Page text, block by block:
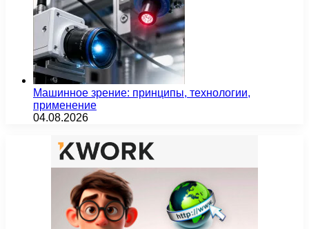
Машинное зрение: принципы, технологии,
применение
04.08.2026